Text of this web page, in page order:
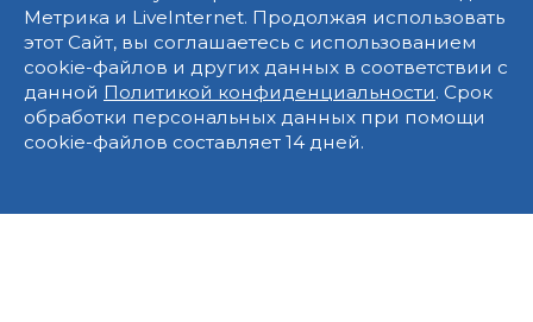
Метрика и LiveInternet. Продолжая использовать
этот Сайт, вы соглашаетесь с использованием
cookie-файлов и других данных в соответствии с
данной Политикой конфиденциальности. Срок
обработки персональных данных при помощи
cookie-файлов составляет 14 дней.